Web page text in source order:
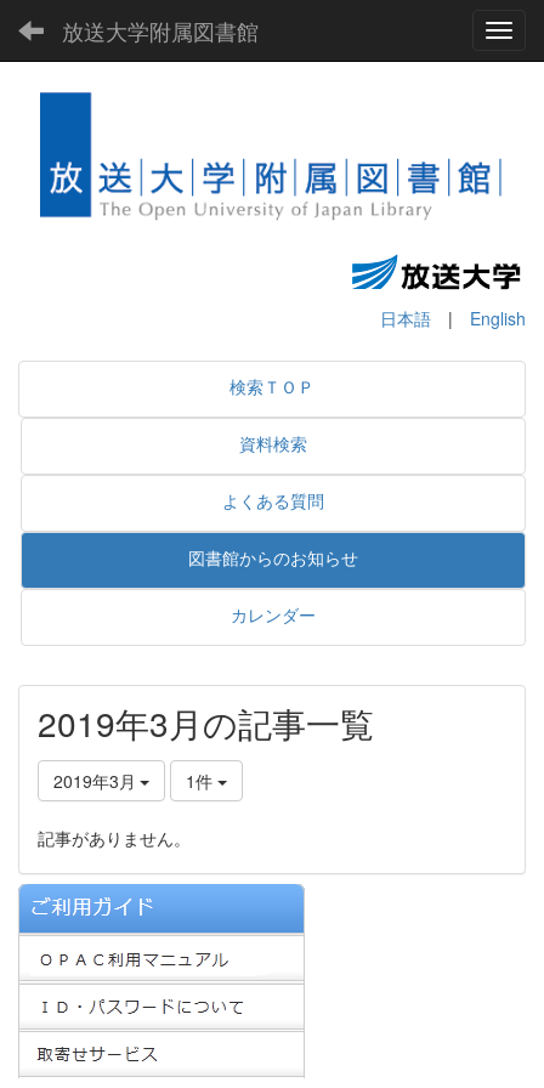
放送大学附属図書館
日本語 | English
検索ＴＯＰ
資料検索
よくある質問
図書館からのお知らせ
カレンダー
2019年3月の記事一覧
2019年3月 1件
記事がありません。